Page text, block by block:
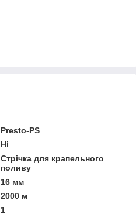
Presto-PS
Ні
Стрічка для крапельного
поливу
16 мм
2000 м
1